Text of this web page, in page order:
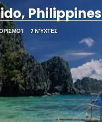
Philippines
7 ΝΎΧΤΕΣ